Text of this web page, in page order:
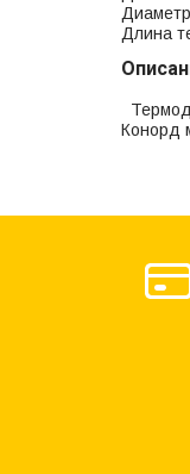
Длина
Конорд